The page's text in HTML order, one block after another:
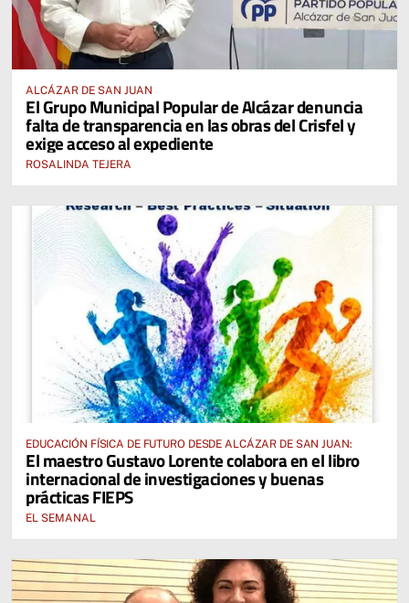
ALCÁZAR DE SAN JUAN
El Grupo Municipal Popular de Alcázar denuncia
falta de transparencia en las obras del Crisfel y
exige acceso al expediente
ROSALINDA TEJERA
EDUCACIÓN FÍSICA DE FUTURO DESDE ALCÁZAR DE SAN JUAN:
El maestro Gustavo Lorente colabora en el libro
internacional de investigaciones y buenas
prácticas FIEPS
EL SEMANAL